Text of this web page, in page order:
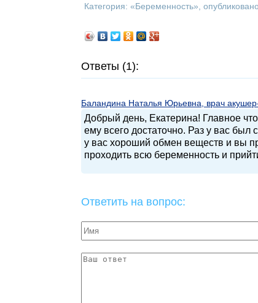
Категория: «Беременность»,
Ответы (1):
Баландина Наталья Юрьевна, врач
Добрый день, Екатерина! Главное
ему всего достаточно. Раз у вас был
у вас хороший обмен веществ и вы
проходить всю беременность и
Ответить на вопрос: